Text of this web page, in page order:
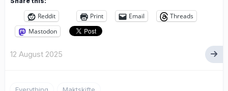
Reddit Print Email
Threads
Mastodon
12 August 2025